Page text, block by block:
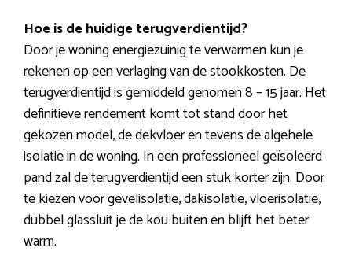
Hoe is de huidige terugverdientijd?
Door je woning energiezuinig te verwarmen kun je
rekenen op een verlaging van de stookkosten. De
terugverdientijd is gemiddeld genomen 8 – 15 jaar. Het
definitieve rendement komt tot stand door het
gekozen model, de dekvloer en tevens de algehele
isolatie in de woning. In een professioneel geïsoleerd
pand zal de terugverdientijd een stuk korter zijn. Door
te kiezen voor gevelisolatie, dakisolatie, vloerisolatie,
dubbel glassluit je de kou buiten en blijft het beter
warm.